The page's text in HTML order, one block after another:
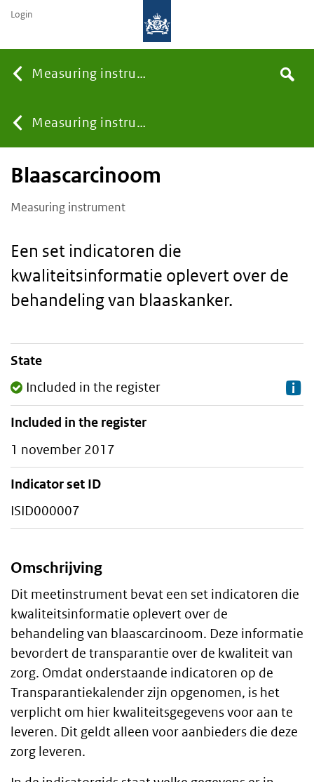
Measuring instruments
You
are
Measuring instruments
Search
Login
Blaascarcinoom
Measuring instrument
Een set indicatoren die
kwaliteitsinformatie oplevert over de
behandeling van blaaskanker.
Staalkaart
State
Included in the register
Included in the register
1 november 2017
Indicator set ID
ISID000007
Algemeen
Omschrijving
Dit meetinstrument bevat een set indicatoren die
kwaliteitsinformatie oplevert over de
behandeling van blaascarcinoom. Deze informatie
bevordert de transparantie over de kwaliteit van
zorg. Omdat onderstaande indicatoren op de
Transparantiekalender zijn opgenomen, is het
verplicht om hier kwaliteitsgegevens voor aan te
leveren. Dit geldt alleen voor aanbieders die deze
zorg leveren.